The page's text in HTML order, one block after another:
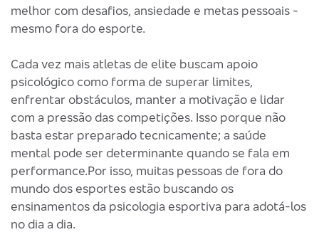
melhor com desafios, ansiedade e metas pessoais -
mesmo fora do esporte.
Cada vez mais atletas de elite buscam apoio
psicológico como forma de superar limites,
enfrentar obstáculos, manter a motivação e lidar
com a pressão das competições. Isso porque não
basta estar preparado tecnicamente; a saúde
mental pode ser determinante quando se fala em
performance.Por isso, muitas pessoas de fora do
mundo dos esportes estão buscando os
ensinamentos da psicologia esportiva para adotá-los
no dia a dia.